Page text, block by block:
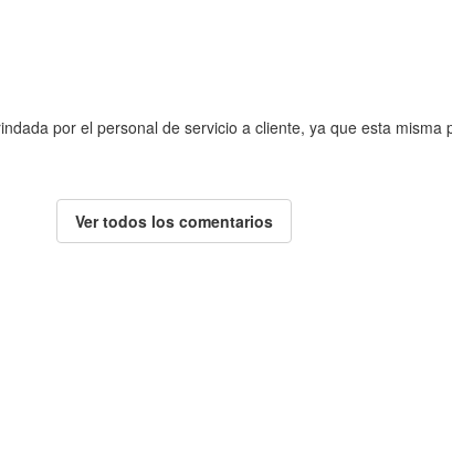
por el personal de servicio a cliente, ya que esta
Ver todos los comentarios